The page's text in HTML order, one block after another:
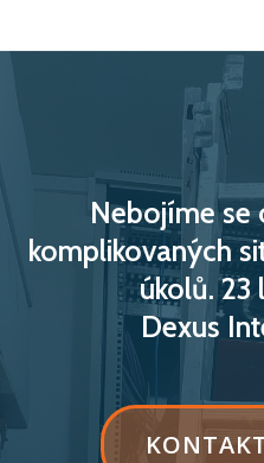
Nebojíme se
komplikovaných
úkolů. 23
Dexus
TEXT